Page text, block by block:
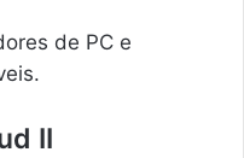
de PC e
II